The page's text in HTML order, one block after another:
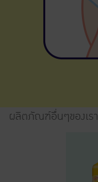
ผลิตภัณฑ์อื่นๆของเรา